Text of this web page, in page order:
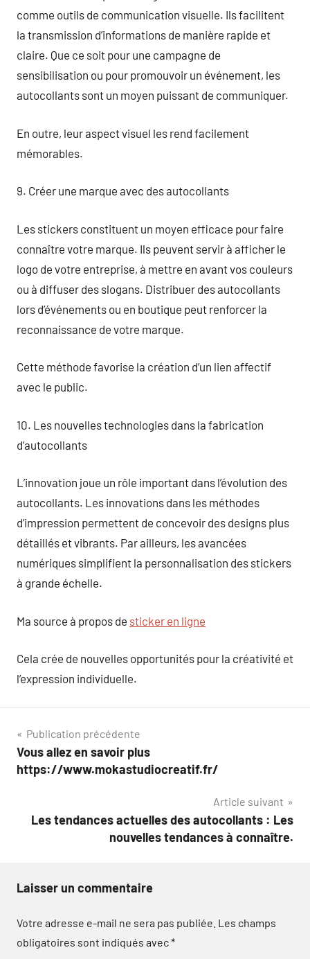
comme outils de communication visuelle. Ils facilitent
la transmission d’informations de manière rapide et
claire. Que ce soit pour une campagne de
sensibilisation ou pour promouvoir un événement, les
autocollants sont un moyen puissant de communiquer.
En outre, leur aspect visuel les rend facilement
mémorables.
9. Créer une marque avec des autocollants
Les stickers constituent un moyen efficace pour faire
connaître votre marque. Ils peuvent servir à afficher le
logo de votre entreprise, à mettre en avant vos couleurs
ou à diffuser des slogans. Distribuer des autocollants
lors d’événements ou en boutique peut renforcer la
reconnaissance de votre marque.
Cette méthode favorise la création d’un lien affectif
avec le public.
10. Les nouvelles technologies dans la fabrication
d’autocollants
L’innovation joue un rôle important dans l’évolution des
autocollants. Les innovations dans les méthodes
d’impression permettent de concevoir des designs plus
détaillés et vibrants. Par ailleurs, les avancées
numériques simplifient la personnalisation des stickers
à grande échelle.
Ma source à propos de sticker en ligne
Cela crée de nouvelles opportunités pour la créativité et
l’expression individuelle.
Navigation
de
Publication précédente
Vous allez en savoir plus
https://www.mokastudiocreatif.fr/
Article suivant
Les tendances actuelles des autocollants : Les
nouvelles tendances à connaître.
Laisser un commentaire
Votre adresse e-mail ne sera pas publiée. Les champs
obligatoires sont indiqués avec*